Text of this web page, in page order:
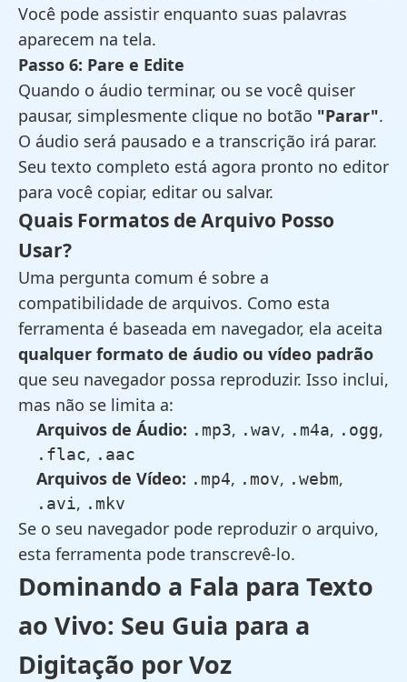
Você pode assistir enquanto suas palavras
aparecem na tela.
Passo 6: Pare e Edite
Quando o áudio terminar, ou se você quiser
pausar, simplesmente clique no botão "Parar".
O áudio será pausado e a transcrição irá parar.
Seu texto completo está agora pronto no editor
para você copiar, editar ou salvar.
Quais Formatos de Arquivo Posso
Usar?
Uma pergunta comum é sobre a
compatibilidade de arquivos. Como esta
ferramenta é baseada em navegador, ela aceita
qualquer formato de áudio ou vídeo padrão
que seu navegador possa reproduzir. Isso inclui,
mas não se limita a:
Arquivos de Áudio: .mp3, .wav, .m4a, .ogg,
.flac, .aac
Arquivos de Vídeo: .mp4, .mov, .webm,
.avi, .mkv
Se o seu navegador pode reproduzir o arquivo,
esta ferramenta pode transcrevê-lo.
Dominando a Fala para Texto
ao Vivo: Seu Guia para a
Digitação por Voz